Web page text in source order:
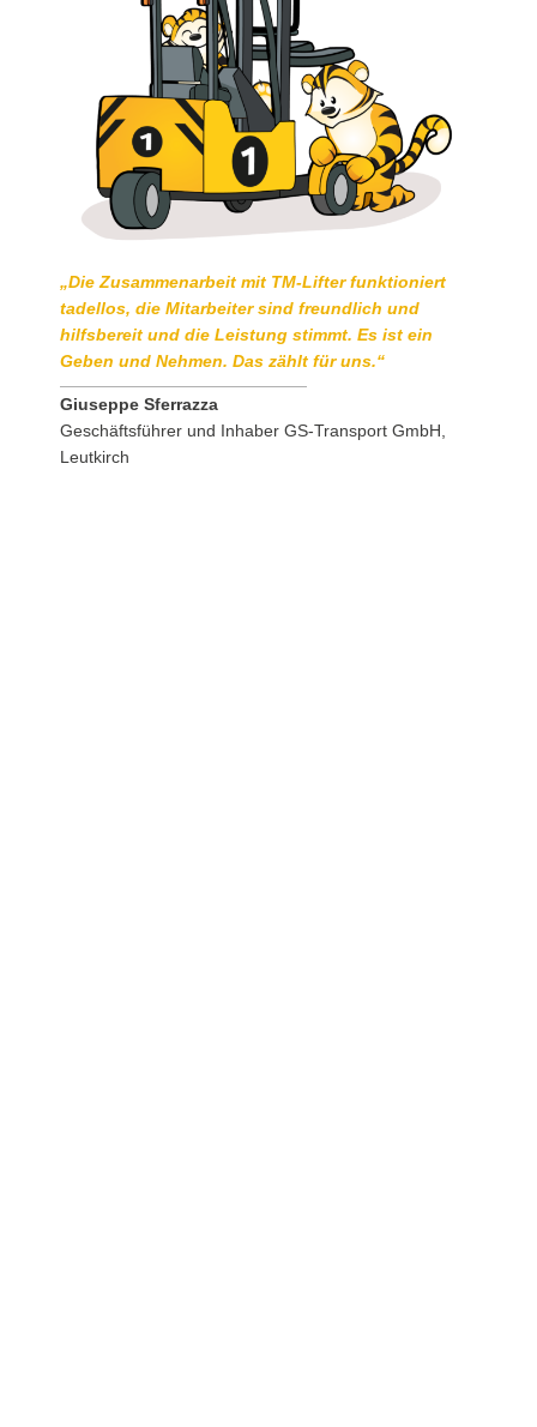
„Die Zusammenarbeit mit TM-Lifter funktioniert
tadellos, die Mitarbeiter sind freundlich und
hilfsbereit und die Leistung stimmt. Es ist ein
Geben und Nehmen. Das zählt für uns.“
Giuseppe Sferrazza
Geschäftsführer und Inhaber GS-Transport GmbH,
Leutkirch